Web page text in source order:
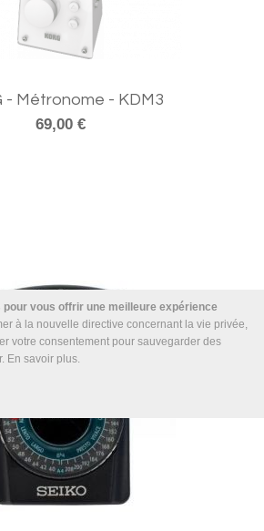
vous offrir une meilleure expérience
à la nouvelle directive concernant la vie privée,
votre consentement pour sauvegarder des
En savoir plus
- Métronome - KDM3
69,00 €